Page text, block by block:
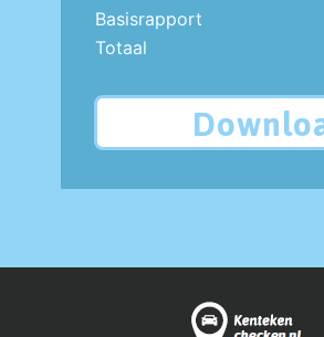
Basisrapport
Totaal